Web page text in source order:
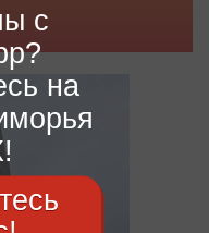
с
на